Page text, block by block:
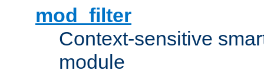
mod_filter
Context-sensitive
module